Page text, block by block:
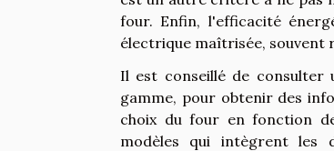
four. Enfin, l'efficacité
électrique maîtrisée, souvent
Il est conseillé de consulter
gamme, pour obtenir des
choix du four en fonction
modèles qui intègrent les